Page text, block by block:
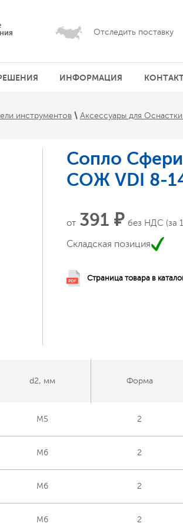
Отследить поставку
ИНФОРМАЦИЯ
инструментов \ Аксессуары для Оснастки
Сопло
СОЖ VDI 8-
от 391 ₽ без НДС (за
Складская позиция
Страница товара в
d2, мм Форма
M5 2
M6 2
M6 2
M6 2